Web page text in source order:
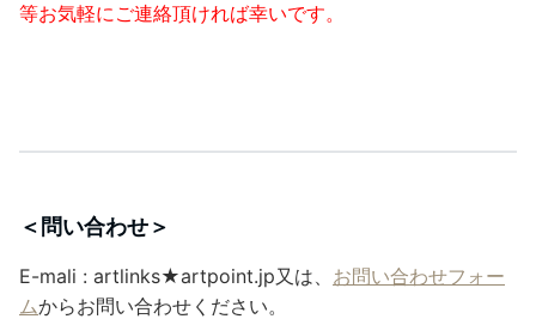
等お気軽にご連絡頂ければ幸いです。
＜問い合わせ＞
E-mali : artlinks★artpoint.jp又は、 お問い合わせフォー
ムからお問い合わせください。